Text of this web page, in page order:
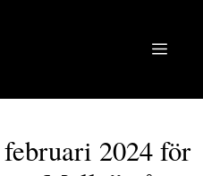
2024 för